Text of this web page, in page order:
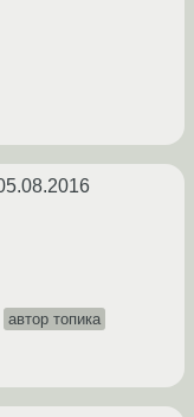
автор топика